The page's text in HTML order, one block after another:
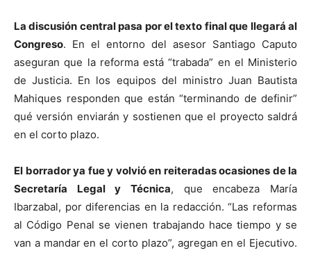
La discusión central pasa por el texto final que llegará al
Congreso. En el entorno del asesor Santiago Caputo
aseguran que la reforma está “trabada” en el Ministerio
de Justicia. En los equipos del ministro Juan Bautista
Mahiques responden que están “terminando de definir”
qué versión enviarán y sostienen que el proyecto saldrá
en el corto plazo.
El borrador ya fue y volvió en reiteradas ocasiones de la
Secretaría Legal y Técnica, que encabeza María
Ibarzabal, por diferencias en la redacción. “Las reformas
al Código Penal se vienen trabajando hace tiempo y se
van a mandar en el corto plazo”, agregan en el Ejecutivo.